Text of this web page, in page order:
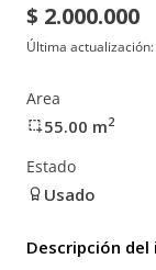
$ 2.000.000
Última actualización:
Area
55.00 m2
Estado
Usado
Descripción del